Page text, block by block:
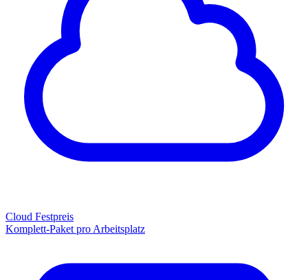
Cloud Festpreis
Komplett-Paket pro Arbeitsplatz